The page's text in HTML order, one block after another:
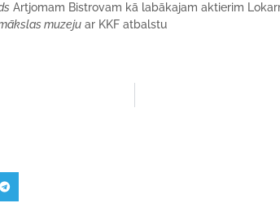
Artjomam Bistrovam kā labākajam aktierim
muzeju ar KKF atbalstu